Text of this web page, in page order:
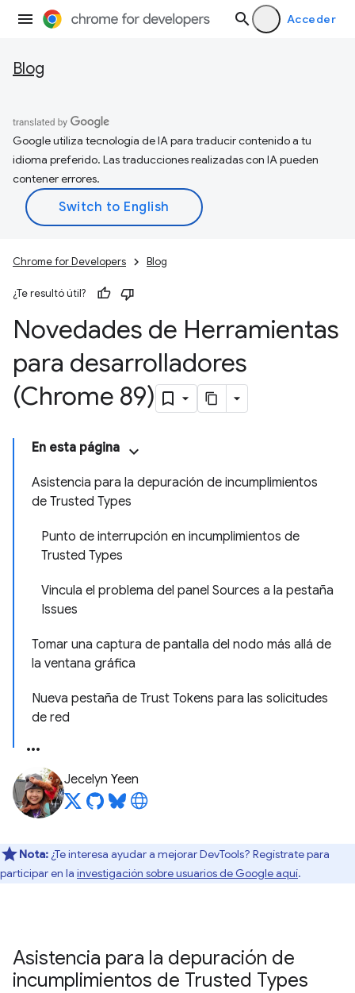
Acceder
Blog
Google utiliza tecnología de IA para traducir contenido a tu
idioma preferido. Las traducciones realizadas con IA pueden
contener errores.
Chrome for Developers Blog
¿Te resultó útil?
Novedades de Herramientas
para desarrolladores
(Chrome 89)
En esta página
Asistencia para la depuración de incumplimientos
de Trusted Types
Punto de interrupción en incumplimientos de
Trusted Types
Vincula el problema del panel Sources a la pestaña
Issues
Tomar una captura de pantalla del nodo más allá de
la ventana gráfica
Nueva pestaña de Trust Tokens para las solicitudes
de red
Jecelyn Yeen
Nota: ¿Te interesa ayudar a mejorar DevTools? Regístrate para
participar en la investigación sobre usuarios de Google aquí.
Asistencia para la depuración de
incumplimientos de Trusted Types